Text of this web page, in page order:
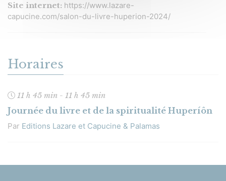
Site internet: https://www.lazare-
capucine.com/salon-du-livre-huperion-2024/
Horaires
11 h 45 min - 11 h 45 min
Journée du livre et de la spiritualité Huperíôn
Par Editions Lazare et Capucine & Palamas